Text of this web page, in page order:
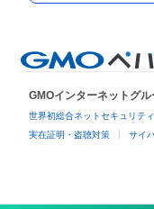
GMOインターネットグ
世界初総合ネットセキュリテ
実在証明・盗聴対策 サイ